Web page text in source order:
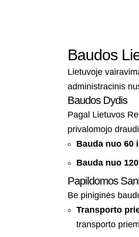
Baudos
Lietuvoje
administracinis
Baudos Dydis
Pagal Lietuvos
privalomojo
Bauda nuo 60
Bauda nuo
Papildomos
Be piniginės
Transporto
transporto